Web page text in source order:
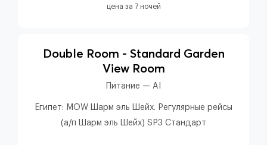
цена за 7 ночей
Double Room - Standard Garden
View Room
Питание — AI
Египет: MOW Шарм эль Шейх. Регулярные рейсы
(а/п Шарм эль Шейх) SP3 Стандарт